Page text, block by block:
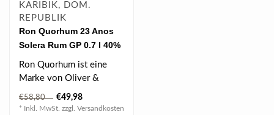
KARIBIK, DOM.
REPUBLIK
Ron Quorhum 23 Anos
Solera Rum GP 0.7 l 40%
vol
Ron Quorhum ist eine
Marke von Oliver &
Oliver International und
wird in der Dom..
€58,80 €49,98
* Inkl. MwSt. zzgl. Versandkosten